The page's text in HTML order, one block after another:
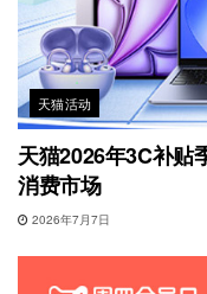
天猫活动
天猫2026年3C补贴
消费市场
2026年7月7日